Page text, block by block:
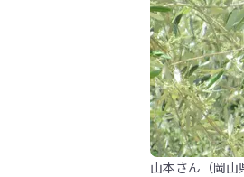
山本さん（岡山